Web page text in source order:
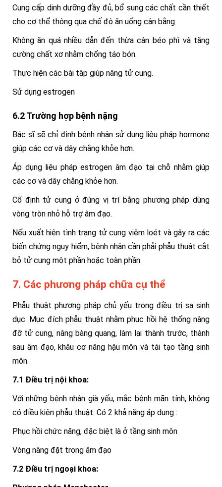
Cung cấp dinh dưỡng đầy đủ, bổ sung các chất cần thiết
cho cơ thể thông qua chế độ ăn uống cân bằng.
Không ăn quá nhiều dẫn đến thừa cân béo phì và tăng
cường chất xơ nhằm chống táo bón.
Thực hiện các bài tập giúp nâng tử cung.
Sử dụng estrogen
6.2 Trường hợp bệnh nặng
Bác sĩ sẽ chỉ định bệnh nhân sử dụng liệu pháp hormone
giúp các cơ và dây chằng khỏe hơn.
Áp dụng liệu pháp estrogen âm đạo tại chỗ nhằm giúp
các cơ và dây chằng khỏe hơn.
Cố định tử cung ở đúng vị trí bằng phương pháp dùng
vòng tròn nhỏ hỗ trợ âm đạo.
Nếu xuất hiện tình trạng tử cung viêm loét và gây ra các
biến chứng nguy hiểm, bệnh nhân cần phải phẫu thuật cắt
bỏ tử cung một phần hoặc toàn phần.
7. Các phương pháp chữa cụ thể
Phẫu thuật phương pháp chủ yếu trong điều trị sa sinh
dục. Mục đích phẫu thuật nhằm phục hồi hệ thống nâng
đỡ tử cung, nâng bàng quang, làm lại thành trước, thành
sau âm đạo, khâu cơ nâng hậu môn và tái tạo tầng sinh
môn.
7.1 Điều trị nội khoa:
Với những bệnh nhân già yếu, mắc bệnh mãn tính, không
có điều kiện phẫu thuật. Có 2 khả năng áp dụng :
Phục hồi chức năng, đặc biệt là ở tầng sinh môn
Vòng nâng đặt trong âm đạo
7.2 Điều trị ngoại khoa: